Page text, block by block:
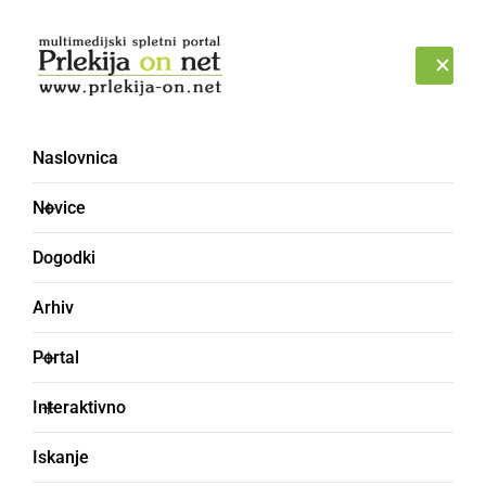
Naslovnica
Novice
Dogodki
Arhiv
Portal
Interaktivno
Iskanje
PGD Stročja vas
KULTURA IN IZOBRAŽEVANJE